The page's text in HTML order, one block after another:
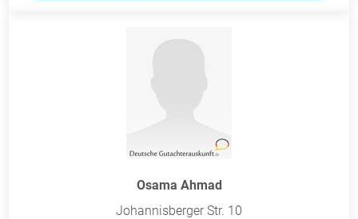
Osama Ahmad
Johannisberger Str. 10